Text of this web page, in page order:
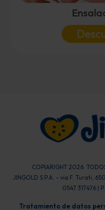
COPIARIGHT 2026.
JINGOLD S.P.A. - via F. Turati,
0547 317476 |
Tratamiento de datos